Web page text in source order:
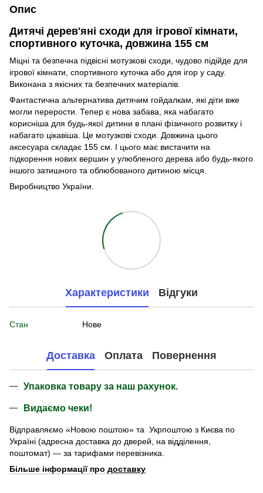
Опис
Дитячі дерев'яні сходи для ігрової кімнати,
спортивного куточка, довжина 155 см
Міцні та безпечна підвісні мотузкові сходи, чудово підійде для
ігрової кімнати, спортивного куточка або для ігор у саду.
Виконана з якісних та безпечних матеріалів.
Фантастична альтернатива дитячим гойдалкам, які діти вже
могли перерости. Тепер є нова забава, яка набагато
корисніша для будь-якої дитини в плані фізичного розвитку і
набагато цікавіша. Це мотузкові сходи. Довжина цього
аксесуара складає 155 см. І цього має вистачити на
підкорення нових вершин у улюбленого дерева або будь-якого
іншого затишного та облюбованого дитиною місця.
Виробництво України.
Характеристики Відгуки
Стан Нове
Доставка Оплата Повернення
Упаковка товару за наш рахунок.
Видаємо чеки!
Відправляємо «Новою поштою» та Укрпоштою з Києва по
Україні (адресна доставка до дверей, на відділення,
поштомат) — за тарифами перевізника.
Більше інформації про доставку